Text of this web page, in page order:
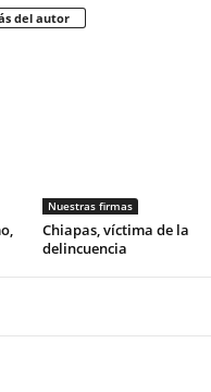
del autor
Nuestras firmas
Chiapas, víctima de la
delincuencia